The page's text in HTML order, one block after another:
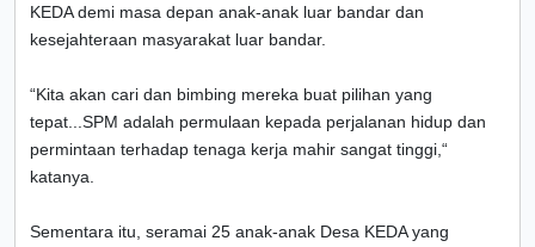
KEDA demi masa depan anak-anak luar bandar dan
kesejahteraan masyarakat luar bandar.
“Kita akan cari dan bimbing mereka buat pilihan yang
tepat...SPM adalah permulaan kepada perjalanan hidup dan
permintaan terhadap tenaga kerja mahir sangat tinggi,“
katanya.
Sementara itu, seramai 25 anak-anak Desa KEDA yang